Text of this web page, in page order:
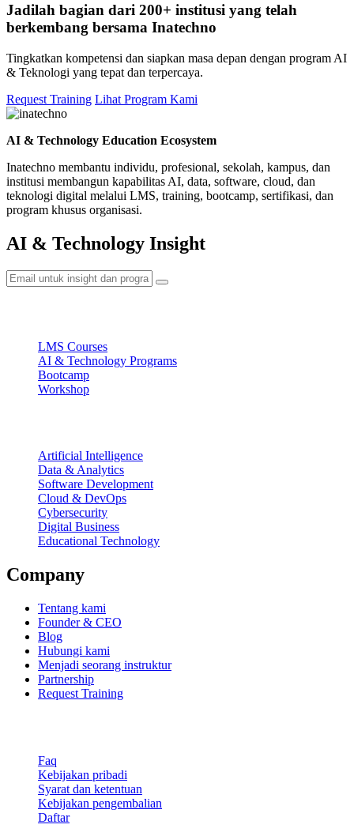
Jadilah bagian dari 200+ institusi yang telah
berkembang bersama Inatechno
Tingkatkan kompetensi dan siapkan masa depan dengan program AI
& Teknologi yang tepat dan terpercaya.
Request Training Lihat Program Kami
AI & Technology Education Ecosystem
Inatechno membantu individu, profesional, sekolah, kampus, dan
institusi membangun kapabilitas AI, data, software, cloud, dan
teknologi digital melalui LMS, training, bootcamp, sertifikasi, dan
program khusus organisasi.
AI & Technology Insight
LMS Courses
AI & Technology Programs
Bootcamp
Workshop
Artificial Intelligence
Data & Analytics
Software Development
Cloud & DevOps
Cybersecurity
Digital Business
Educational Technology
Company
Tentang kami
Founder & CEO
Blog
Hubungi kami
Menjadi seorang instruktur
Partnership
Request Training
Faq
Kebijakan pribadi
Syarat dan ketentuan
Kebijakan pengembalian
Daftar